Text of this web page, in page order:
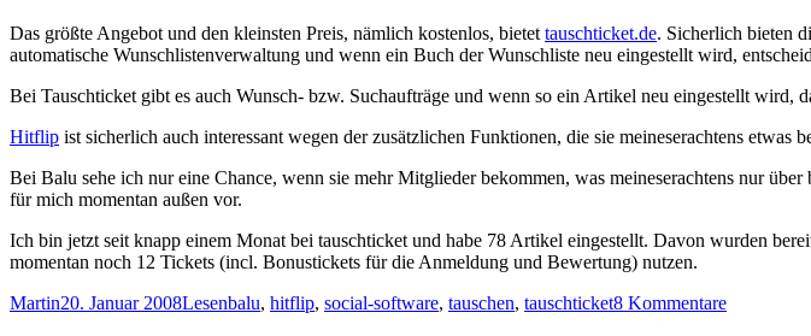
Das größte Angebot und den kleinsten Preis, nämlich kostenlos, bietet tauschticket.de. Sicherlich bieten
automatische Wunschlistenverwaltung und wenn ein Buch der Wunschliste neu eingestellt wird,
Bei Tauschticket gibt es auch Wunsch- bzw. Suchaufträge und wenn so ein Artikel neu eingestellt wird,
Hitflip ist sicherlich auch interessant wegen der zusätzlichen Funktionen, die sie meineserachtens
Bei Balu sehe ich nur eine Chance, wenn sie mehr Mitglieder bekommen, was meineserachtens nur
für mich momentan außen vor.
Ich bin jetzt seit knapp einem Monat bei tauschticket und habe 78 Artikel eingestellt. Davon wurden
momentan noch 12 Tickets (incl. Bonustickets für die Anmeldung und Bewertung) nutzen.
Autor
MartinVeröffentlicht
20. Januar 2008Kategorien
LesenSchlagwörter
balu, hitflip, social-software, tauschen, tauschticket8 Kommentarezu